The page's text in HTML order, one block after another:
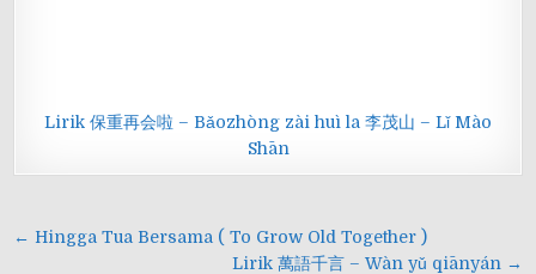
Lirik 保重再会啦 – Bǎozhòng zài huì la 李茂山 – Lǐ Mào
Shān
Navigasi
← Hingga Tua Bersama ( To Grow Old Together )
Lirik 萬語千言 – Wàn yǔ qiānyán →